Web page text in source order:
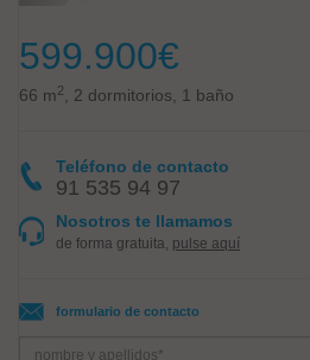
599.900€
66 m2 , 2 dormitorios, 1 baño
Teléfono de contacto
91 535 94 97
Nosotros te llamamos
de forma gratuita, pulse aquí
formulario de contacto